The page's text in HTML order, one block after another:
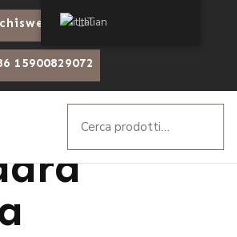
15900829072
Italian